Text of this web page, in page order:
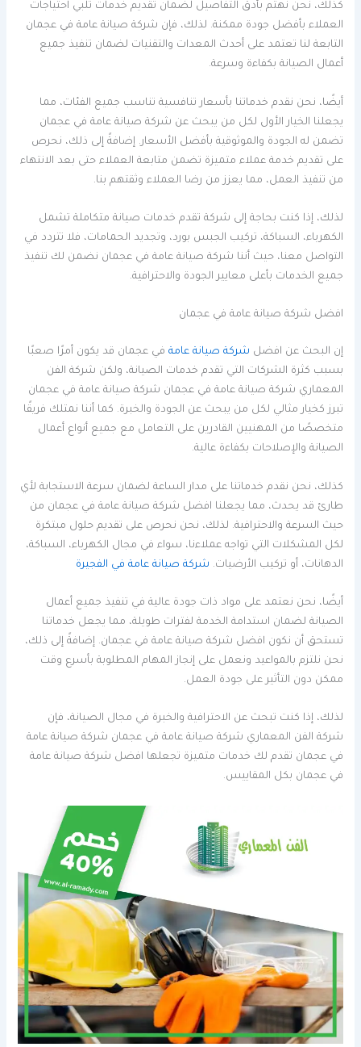
كذلك، نحن نهتم بأدق التفاصيل لضمان تقديم خدمات تلبي احتياجات
العملاء بأفضل جودة ممكنة. لذلك، فإن شركة صيانة عامة في عجمان
التابعة لنا تعتمد على أحدث المعدات والتقنيات لضمان تنفيذ جميع
أعمال الصيانة بكفاءة وسرعة.
أيضًا، نحن نقدم خدماتنا بأسعار تنافسية تناسب جميع الفئات، مما
يجعلنا الخيار الأول لكل من يبحث عن شركة صيانة عامة في عجمان
تضمن له الجودة والموثوقية بأفضل الأسعار. إضافةً إلى ذلك، نحرص
على تقديم خدمة عملاء متميزة تضمن متابعة العملاء حتى بعد الانتهاء
من تنفيذ العمل، مما يعزز من رضا العملاء وثقتهم بنا.
لذلك، إذا كنت بحاجة إلى شركة تقدم خدمات صيانة متكاملة تشمل
الكهرباء، السباكة، تركيب الجبس بورد، وتجديد الحمامات، فلا تتردد في
التواصل معنا، حيث أننا شركة صيانة عامة في عجمان نضمن لك تنفيذ
جميع الخدمات بأعلى معايير الجودة والاحترافية.
افضل شركة صيانة عامة في عجمان
إن البحث عن افضل شركة صيانة عامة في عجمان قد يكون أمرًا صعبًا
بسبب كثرة الشركات التي تقدم خدمات الصيانة، ولكن شركة الفن
المعماري شركة صيانة عامة في عجمان شركة صيانة عامة في عجمان
تبرز كخيار مثالي لكل من يبحث عن الجودة والخبرة. كما أننا نمتلك فريقًا
متخصصًا من المهنيين القادرين على التعامل مع جميع أنواع أعمال
الصيانة والإصلاحات بكفاءة عالية.
كذلك، نحن نقدم خدماتنا على مدار الساعة لضمان سرعة الاستجابة لأي
طارئ قد يحدث، مما يجعلنا افضل شركة صيانة عامة في عجمان من
حيث السرعة والاحترافية. لذلك، نحن نحرص على تقديم حلول مبتكرة
لكل المشكلات التي تواجه عملاءنا، سواء في مجال الكهرباء، السباكة،
الدهانات، أو تركيب الأرضيات. شركة صيانة عامة في الفجيرة
أيضًا، نحن نعتمد على مواد ذات جودة عالية في تنفيذ جميع أعمال
الصيانة لضمان استدامة الخدمة لفترات طويلة، مما يجعل خدماتنا
تستحق أن نكون افضل شركة صيانة عامة في عجمان. إضافةً إلى ذلك،
نحن نلتزم بالمواعيد ونعمل على إنجاز المهام المطلوبة بأسرع وقت
ممكن دون التأثير على جودة العمل.
لذلك، إذا كنت تبحث عن الاحترافية والخبرة في مجال الصيانة، فإن
شركة الفن المعماري شركة صيانة عامة في عجمان شركة صيانة عامة
في عجمان تقدم لك خدمات متميزة تجعلها افضل شركة صيانة عامة
في عجمان بكل المقاييس.